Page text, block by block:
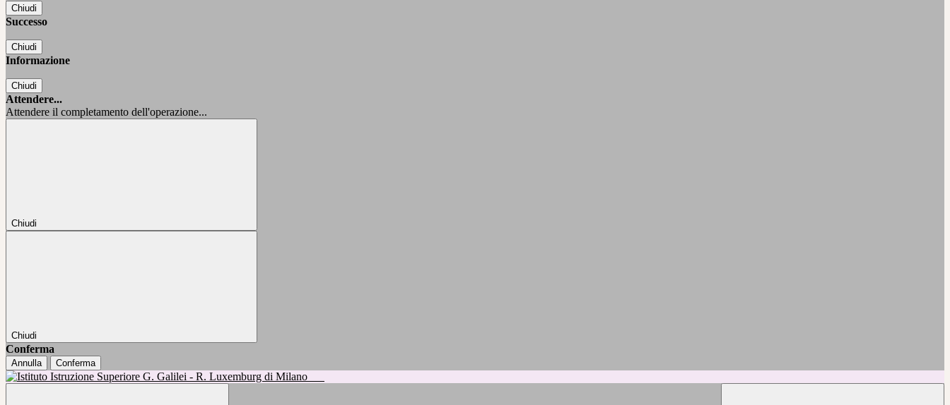
Chiudi
Successo
Chiudi
Informazione
Chiudi
Attendere...
Attendere il completamento dell'operazione...
Chiudi
Chiudi
Conferma
Annulla Conferma